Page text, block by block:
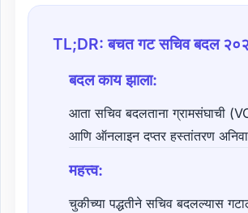
TL;DR: बचत गट सचिव बदल
बदल काय झाला:
आता सचिव बदलताना ग्रामसंघाची
आणि ऑनलाइन दप्तर हस्तांतरण
महत्त्व:
चुकीच्या पद्धतीने सचिव बदलल्यास